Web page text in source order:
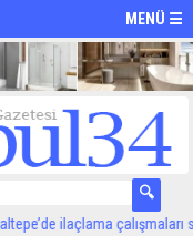
MENÜ ☰
ilaçlama çalışmaları